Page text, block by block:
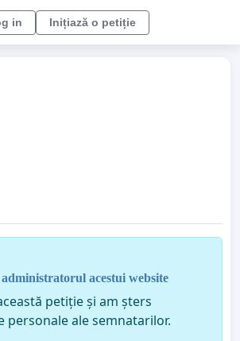
in Inițiază o petiție
acestui website
petiție și am șters
personale ale semnatarilor.